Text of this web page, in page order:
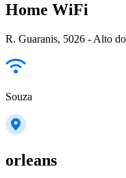
Home WiFi
R. Guaranis, 5026 - Alto
Souza
orleans